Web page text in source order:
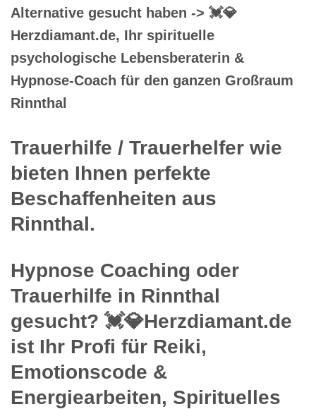
Alternative gesucht haben -> 💓️💎
Herzdiamant.de, Ihr spirituelle
psychologische Lebensberaterin &
Hypnose-Coach für den ganzen Großraum
Rinnthal
Trauerhilfe / Trauerhelfer wie
bieten Ihnen perfekte
Beschaffenheiten aus
Rinnthal.
Hypnose Coaching oder
Trauerhilfe in Rinnthal
gesucht? 💓️💎Herzdiamant.de
ist Ihr Profi für Reiki,
Emotionscode &
Energiearbeiten, Spirituelles